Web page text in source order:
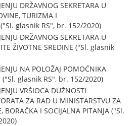
DRŽAVNOG SEKRETARA U
TURIZMA I
("Sl. glasnik RS", br. 152/2020)
DRŽAVNOG SEKRETARA U
ŽIVOTNE SREDINE ("Sl. glasnik
NA POLOŽAJ POMOĆNIKA
("Sl. glasnik RS", br. 152/2020)
VRŠIOCA DUŽNOSTI
ZA RAD U MINISTARSTVU ZA
BORAČKA I SOCIJALNA PITANJA ("Sl.